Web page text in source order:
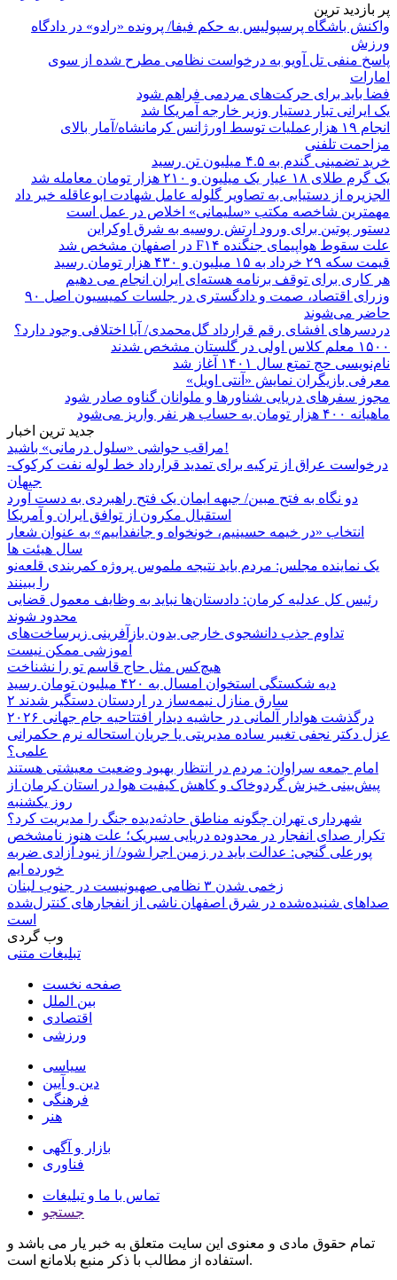
پر بازدید ترین
واکنش باشگاه پرسپولیس به حکم فیفا/ پرونده «رادو» در دادگاه
ورزش
پاسخ منفی تل آویو به درخواست نظامی مطرح شده از سوی
امارات
فضا باید برای حرکت‌های مردمی فراهم شود
یک ایرانی تبار دستیار وزیر خارجه آمریکا شد
انجام ۱۹ هزارعملیات توسط اورژانس کرمانشاه/آمار بالای
مزاحمت تلفنی
خرید تضمینی گندم به ۴.۵ میلیون تن رسید
یک گرم طلای ۱۸ عیار یک میلیون و ۲۱۰ هزار تومان معامله شد
الجزیره از دستیابی به تصاویر گلوله عامل شهادت ابوعاقله خبر داد
مهمترین شاخصه مکتب «سلیمانی» اخلاص در عمل است
دستور پوتین برای ورود ارتش روسیه به شرق اوکراین
علت سقوط هواپیمای جنگنده F۱۴ در اصفهان مشخص شد
قیمت سکه ۲۹ خرداد به ۱۵ میلیون و ۴۳۰ هزار تومان رسید
هر کاری برای توقف برنامه هسته‌ای ایران انجام می دهیم
وزرای اقتصاد، صمت و دادگستری در جلسات کمیسیون اصل ۹۰
حاضر می‌شوند
دردسرهای افشای رقم قرارداد گل‌محمدی/ آیا اختلافی وجود دارد؟
۱۵۰۰ معلم کلاس اولی در گلستان مشخص شدند
نام‌نویسی حج تمتع سال ۱۴۰۱ آغاز شد
معرفی بازیگران نمایش «آنتی اویل»
مجوز سفرهای دریایی شناورها و ملوانان گناوه صادر شود
ماهیانه ۴۰۰ هزار تومان به حساب هر نفر واریز می‌شود
جدید ترین اخبار
مراقب حواشی «سلول درمانی» باشید!
درخواست عراق از ترکیه برای تمدید قرارداد خط لوله نفت کرکوک-
جیهان
دو نگاه به فتح مبین/ جبهه ایمان یک فتح راهبردی به دست آورد
استقبال مکرون از توافق ایران و آمریکا
انتخاب «در خیمه حسینیم، خونخواه و جانفداییم» به عنوان شعار
سال هیئت ها
یک نماینده مجلس: مردم باید نتیجه ملموس پروژه کمربندی قلعه‌نو
را ببینند
رئیس کل عدلیه کرمان: دادستان‌ها نباید به وظایف معمول قضایی
محدود شوند
تداوم جذب دانشجوی خارجی بدون بازآفرینی زیرساخت‌های
آموزشی ممکن نیست
هیچ‌کس مثل حاج قاسم تو را نشناخت
دیه شکستگی استخوان امسال به ۴۲۰ میلیون تومان رسید
۲ سارق منازل نیمه‌ساز در اردستان دستگیر شدند
درگذشت هوادار آلمانی در حاشیه دیدار افتتاحیه جام جهانی ۲۰۲۶
عزل دکتر نجفی تغییر ساده مدیریتی یا جریان استحاله نرم حکمرانی
علمی؟
امام جمعه سراوان: مردم در انتظار بهبود وضعیت معیشتی هستند
پیش‌بینی خیزش گردوخاک و کاهش کیفیت هوا در استان کرمان از
روز یکشنبه
شهرداری تهران چگونه مناطق حادثه‌دیده جنگ را مدیریت کرد؟
تکرار صدای انفجار در محدوده دریایی سیریک؛ علت هنوز نامشخص
پورعلی گنجی: عدالت باید در زمین اجرا شود/ از نبود آزادی ضربه
خورده ایم
زخمی شدن ۳ نظامی صهیونیست در جنوب لبنان
صداهای شنیده‌شده در شرق اصفهان ناشی از انفجارهای کنترل‌شده
است
وب گردی
تبلیغات متنی
صفحه نخست
بین الملل
اقتصادی
ورزشی
سیاسی
دین و آیین
فرهنگی
هنر
بازار و آگهی
فناوری
تماس با ما و تبلیغات
جستجو
تمام حقوق مادی و معنوی این سایت متعلق به خبر یار می باشد و
استفاده از مطالب با ذکر منبع بلامانع است.